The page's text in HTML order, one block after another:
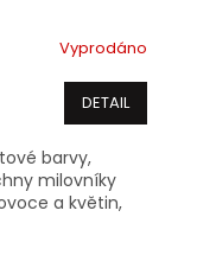
M
A
Vyprodáno
DETAIL
barvy,
milovníky
a květin,